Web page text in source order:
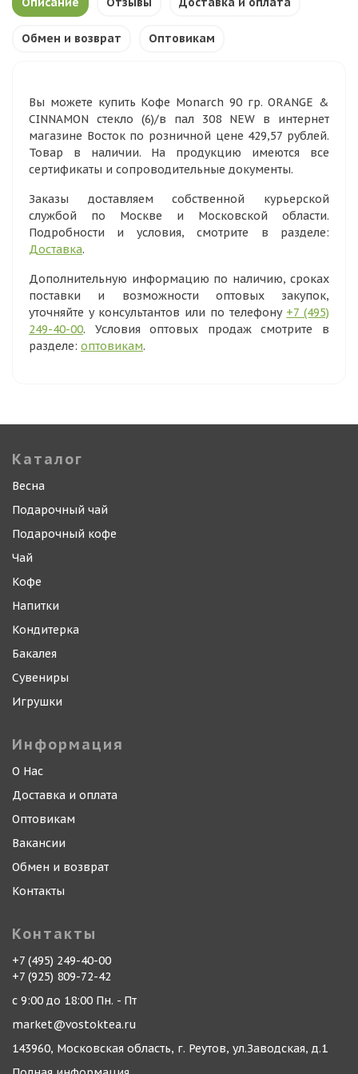
Обмен и возврат Оптовикам
Вы можете купить Кофе Monarch 90 гр. ORANGE &
CINNAMON стекло (6)/в пал 308 NEW в интернет
магазине Восток по розничной цене 429,57 рублей.
Товар в наличии. На продукцию имеются все
сертификаты и сопроводительные документы.
Заказы доставляем собственной курьерской
службой по Москве и Московской области.
Подробности и условия, смотрите в разделе:
Доставка.
Дополнительную информацию по наличию, сроках
поставки и возможности оптовых закупок,
уточняйте у консультантов или по телефону +7 (495)
249-40-00. Условия оптовых продаж смотрите в
разделе: оптовикам.
Каталог
Весна
Подарочный чай
Подарочный кофе
Чай
Кофе
Напитки
Кондитерка
Бакалея
Сувениры
Игрушки
Информация
О Нас
Доставка и оплата
Оптовикам
Вакансии
Обмен и возврат
Контакты
Контакты
+7 (495) 249-40-00
+7 (925) 809-72-42
с 9:00 до 18:00 Пн. - Пт
market@vostoktea.ru
143960, Московская область, г. Реутов, ул.Заводская, д.1